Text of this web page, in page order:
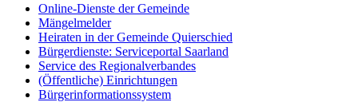
Online-Dienste der Gemeinde
Mängelmelder
Heiraten in der Gemeinde Quierschied
Bürgerdienste: Serviceportal Saarland
Service des Regionalverbandes
(Öffentliche) Einrichtungen
Bürgerinformationssystem